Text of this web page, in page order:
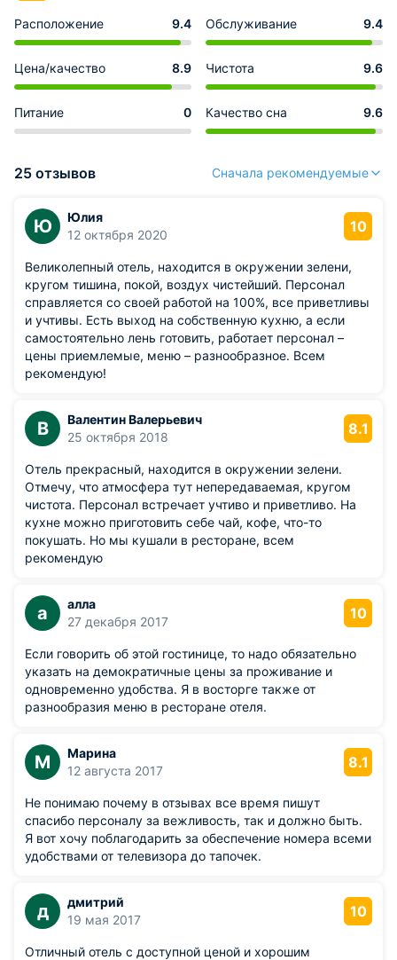
Расположение 9.4 Обслуживание 9.4
Цена/качество 8.9 Чистота 9.6
Питание 0 Качество сна 9.6
25 отзывов Сначала рекомендуемые
Ю
Юлия
12 октября 2020
10
Великолепный отель, находится в окружении зелени,
кругом тишина, покой, воздух чистейший. Персонал
справляется со своей работой на 100%, все приветливы
и учтивы. Есть выход на собственную кухню, а если
самостоятельно лень готовить, работает персонал –
цены приемлемые, меню – разнообразное. Всем
рекомендую!
В
Валентин Валерьевич
25 октября 2018
8.1
Отель прекрасный, находится в окружении зелени.
Отмечу, что атмосфера тут непередаваемая, кругом
чистота. Персонал встречает учтиво и приветливо. На
кухне можно приготовить себе чай, кофе, что-то
покушать. Но мы кушали в ресторане, всем
рекомендую
а
алла
27 декабря 2017
10
Если говорить об этой гостинице, то надо обязательно
указать на демократичные цены за проживание и
одновременно удобства. Я в восторге также от
разнообразия меню в ресторане отеля.
М
Марина
12 августа 2017
8.1
Не понимаю почему в отзывах все время пишут
спасибо персоналу за вежливость, так и должно быть.
Я вот хочу поблагодарить за обеспечение номера всеми
удобствами от телевизора до тапочек.
д
дмитрий
19 мая 2017
10
Отличный отель с доступной ценой и хорошим